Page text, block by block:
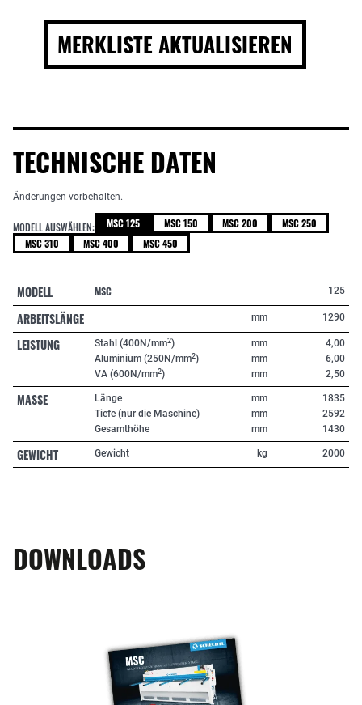
MERKLISTE AKTUALISIEREN
TECHNISCHE DATEN
Änderungen vorbehalten.
MODELL AUSWÄHLEN: MSC 125 MSC 150 MSC 200
MSC 250
MSC 310
MSC 400 MSC 450
MODELL MSC 125
ARBEITSLÄNGE mm 1290
LEISTUNG Stahl (400N/mm2)
Aluminium (250N/mm2)
VA (600N/mm2)
mm
mm
mm
4,00
6,00
2,50
MASSE
Länge
Tiefe (nur die Maschine)
Gesamthöhe
mm
mm
mm
1835
2592
1430
GEWICHT Gewicht kg 2000
DOWNLOADS